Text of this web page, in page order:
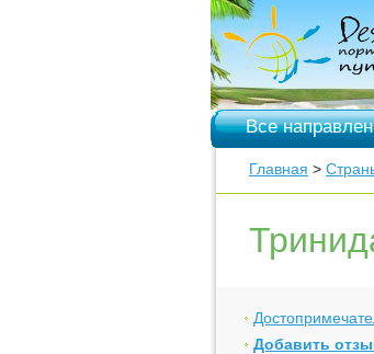
Все
Главная >
Добавить